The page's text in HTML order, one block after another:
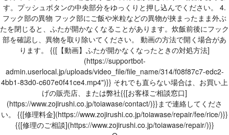
す。プッシュボタンの中央部分をゆっくりと押し込んでください。 4.
フック部の異物 フック部にご飯や米粒などの異物が挟まったまま外ぶ
たを閉じると、ふたが開かなくなることがあります。炊飯前後にフック
部を確認し、異物を取り除いてください。 動画の方法で開く場合があ
ります。 {{[【動画】ふたが開かなくなったときの対処方法]
(https://supportbot-
admin.userlocal.jp/uploads/video_file/file_name/314/f08f87c7-edc2-
4bb1-83d0-c607e0f41ce4.mp4")}} それでも直らない場合は、お買い上
げの販売店、または弊社{{[お客様ご相談窓口]
(https://www.zojirushi.co.jp/toiawase/contact/)}}まで連絡してくださ
い。 {{[修理料金](https://www.zojirushi.co.jp/toiawase/repair/fee/rice/)}}
{{[修理のご相談](https://www.zojirushi.co.jp/toiawase/repair/)}}